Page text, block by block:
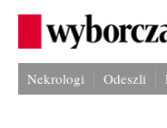
Nekrologi Odeszli